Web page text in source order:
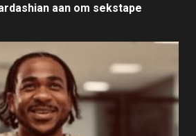
aan om sekstape